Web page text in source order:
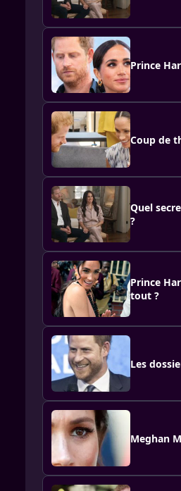
Prince
Coup de
Quel
?
Prince
tout ?
Les
Meghan